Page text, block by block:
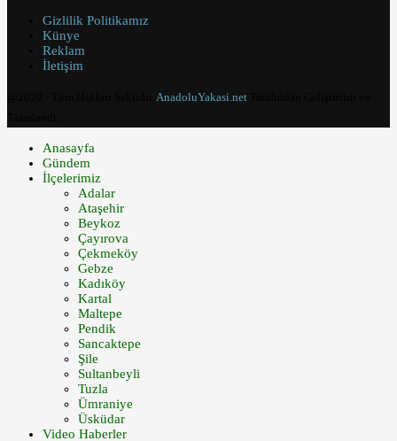
Gizlilik Politikamız
Künye
Reklam
İletişim
AnadoluYakasi.net
Anasayfa
Gündem
İlçelerimiz
Adalar
Ataşehir
Beykoz
Çayırova
Çekmeköy
Gebze
Kadıköy
Kartal
Maltepe
Pendik
Sancaktepe
Şile
Sultanbeyli
Tuzla
Ümraniye
Üsküdar
Video Haberler